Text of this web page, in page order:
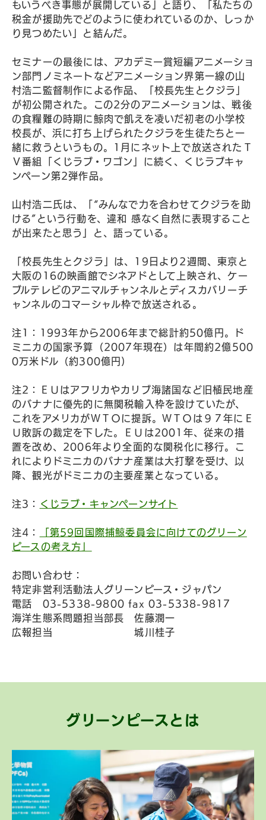
もいうべき事態が展開している」と語り、「私たちの
税金が援助先でどのように使われているのか、しっか
り見つめたい」と結んだ。
セミナーの最後には、アカデミー賞短編アニメーショ
ン部門ノミネートなどアニメーション界第一線の山
村浩二監督制作による作品、「校長先生とクジラ」
が初公開された。この2分のアニメーションは、戦後
の食糧難の時期に鯨肉で飢えを凌いだ初老の小学校
校長が、浜に打ち上げられたクジラを生徒たちと一
緒に救うというもの。1月にネット上で放送されたＴ
Ｖ番組「くじラブ・ワゴン」に続く、くじラブキャ
ンペーン第2弾作品。
山村浩二氏は、「“みんなで力を合わせてクジラを助
ける”という行動を、違和 感なく自然に表現すること
が出来たと思う」と、語っている。
「校長先生とクジラ」は、19日より2週間、東京と
大阪の16の映画館でシネアドとして上映され、ケー
ブルテレビのアニマルチャンネルとディスカバリーチ
ャンネルのコマーシャル枠で放送される。
注1：1993年から2006年まで総計約50億円。ド
ミニカの国家予算（2007年現在）は年間約2億500
0万米ドル（約300億円)
注2：ＥＵはアフリカやカリブ海諸国など旧植民地産
のバナナに優先的に無関税輸入枠を設けていたが、
これをアメリカがＷＴＯに提訴。ＷＴＯは９７年にＥ
Ｕ敗訴の裁定を下した。ＥＵは2001年、従来の措
置を改め、2006年より全面的な関税化に移行。こ
れによりドミニカのバナナ産業は大打撃を受け、以
降、観光がドミニカの主要産業となっている。
注3： くじラブ・キャンペーンサイト
注4：
「第59回国際捕鯨委員会に向けてのグリーン
ピースの考え方」
お問い合わせ：
特定非営利活動法人グリーンピース・ジャパン
電話 03-5338-9800 fax 03-5338-9817
海洋生態系問題担当部長 佐藤潤一
広報担当 城川桂子
グリーンピースとは